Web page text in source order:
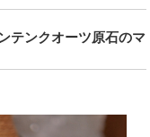
テンクオーツ原石のマ